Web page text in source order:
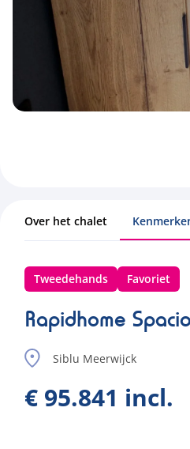
Over het chalet
Tweedehands Favoriet
Rapidhome
Siblu Meerwijck
€ 95.841 incl.